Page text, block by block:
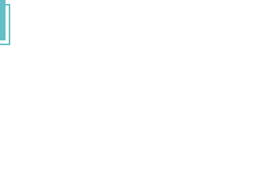
required